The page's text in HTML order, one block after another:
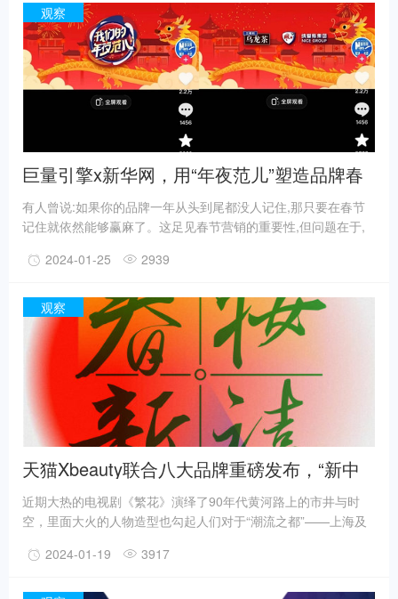
“天+地+人”三维数据定向，赋能品牌精准营销回顾2023，最直观
的感受之一是线下场景复苏。随着户外活动逐渐回暖，天气作为
链接品牌与消费群体的重要切入点，解锁了众多品牌的营销诉
求。
观察
巨量引擎x新华网，用“年夜范儿”塑造品牌春
节营销的走红范儿
有人曾说:如果你的品牌一年从头到尾都没人记住,那只要在春节
记住就依然能够赢麻了。这足见春节营销的重要性,但问题在于,
者,先胜而后战。即先确定自己能赢再动手,才能做所谓的常胜将
机会,因为条件概率告诉我们,所有成功概率的高低,都取决于条件
配置的对错
2024-01-25 2939
观察
天猫Xbeauty联合八大品牌重磅发布，“新中
式”成2024彩妆新趋势
近期大热的电视剧《繁花》演绎了90年代黄河路上的市井与时
空，里面大火的人物造型也勾起人们对于“潮流之都”——上海及
美妆Xbeauty与潮流时装品牌LABELHOOD，携手八大品牌共同
2024-01-19 3917